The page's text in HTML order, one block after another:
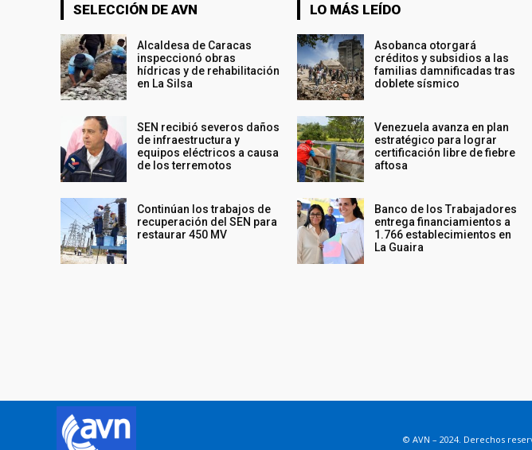
SELECCIÓN DE AVN
Alcaldesa de Caracas
inspeccionó obras
hídricas y de rehabilitación
en La Silsa
SEN recibió severos daños
de infraestructura y
equipos eléctricos a causa
de los terremotos
Continúan los trabajos de
recuperación del SEN para
restaurar 450 MV
LO MÁS LEÍDO
Asobanca otorgará
créditos y subsidios a las
familias damnificadas tras
doblete sísmico
Venezuela avanza en plan
estratégico para lograr
certificación libre de fiebre
aftosa
Banco de los Trabajadores
entrega financiamientos a
1.766 establecimientos en
La Guaira
© AVN – 2024. Derechos